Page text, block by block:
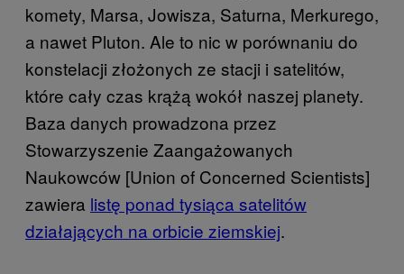
komety, Marsa, Jowisza, Saturna, Merkurego,
a nawet Pluton. Ale to nic w porównaniu do
konstelacji złożonych ze stacji i satelitów,
które cały czas krążą wokół naszej planety.
Baza danych prowadzona przez
Stowarzyszenie Zaangażowanych
Naukowców [Union of Concerned Scientists]
zawiera listę ponad tysiąca satelitów
działających na orbicie ziemskiej.